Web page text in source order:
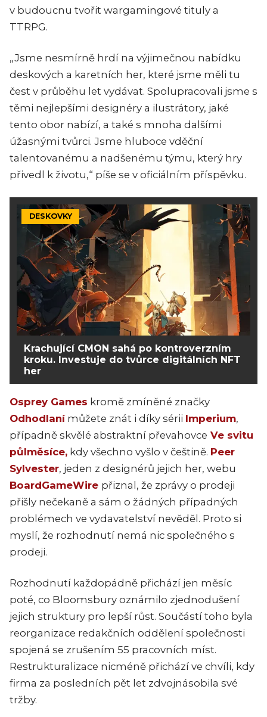
v budoucnu tvořit wargamingové tituly a
TTRPG.
„Jsme nesmírně hrdí na výjimečnou nabídku
deskových a karetních her, které jsme měli tu
čest v průběhu let vydávat. Spolupracovali jsme s
těmi nejlepšími designéry a ilustrátory, jaké
tento obor nabízí, a také s mnoha dalšími
úžasnými tvůrci. Jsme hluboce vděční
talentovanému a nadšenému týmu, který hry
přivedl k životu,“ píše se v oficiálním příspěvku.
DESKOVKY
Krachující CMON sahá po kontroverzním
kroku. Investuje do tvůrce digitálních NFT
her
Osprey Games kromě zmíněné značky
Odhodlanímůžete znát i díky sérii Imperium,
případně skvělé abstraktní převahovce Ve svitu
půlměsíce, kdy všechno vyšlo v češtině. Peer
Sylvester, jeden z designérů jejich her, webu
BoardGameWire přiznal, že zprávy o prodeji
přišly nečekaně a sám o žádných případných
problémech ve vydavatelství nevěděl. Proto si
myslí, že rozhodnutí nemá nic společného s
prodeji.
Rozhodnutí každopádně přichází jen měsíc
poté, co Bloomsbury oznámilo zjednodušení
jejich struktury pro lepší růst. Součástí toho byla
reorganizace redakčních oddělení společnosti
spojená se zrušením 55 pracovních míst.
Restrukturalizace nicméně přichází ve chvíli, kdy
firma za posledních pět let zdvojnásobila své
tržby.